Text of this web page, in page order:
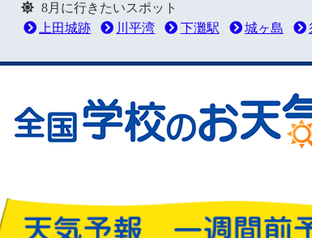
8月に行きたいスポット
上田城跡
川平湾 下灘駅 城ヶ島